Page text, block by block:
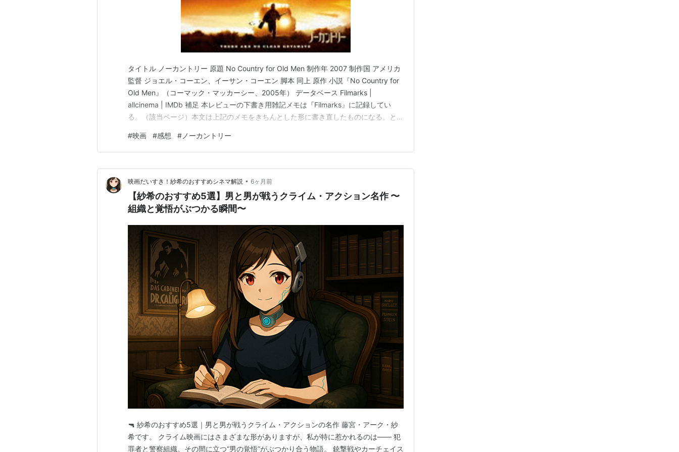
タイトル ノーカントリー 原題 No Country for Old Men 制作年 2007 制作国 アメリカ
監督 ジョエル・コーエン、イーサン・コーエン 脚本 同上 原作 小説『No Country for
Old Men』（コーマック・マッカーシー、2005年） データベース Filmarks |
allcinema | IMDb 補足 本レビューの下書き用雑記メモは『Filmarks』に記録してい
る。（該当ページ）本文は上記のメモをきちんとした形に書き直したものになる。とり
商品画像部分および楽天ブックスへの…
#映画 #感想 # ノーカントリー
映画だいすき！紗希のおすすめシネマ解説 • 6ヶ月前
【紗希のおすすめ5選】男と男が戦うクライム・アクション名作 〜
組織と覚悟がぶつかる瞬間〜
🔫 紗希のおすすめ5選｜男と男が戦うクライム・アクションの名作 藤宮・アーク・紗
希です。 クライム映画にはさまざまな形がありますが、私が特に惹かれるのは―― 犯
罪者と警察組織。その間に立つ“男の覚悟”がぶつかり合う物語。 銃撃戦やカーチェイス